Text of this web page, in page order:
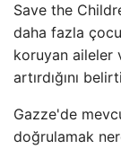
Save the
daha fazla
koruyan aileler
artırdığını
Gazze'de
doğrulamak